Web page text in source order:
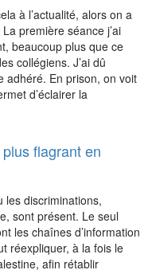
à l’actualité, alors on a
première séance j’ai
beaucoup plus que ce
collégiens. J’ai dû
adhéré. En prison, on voit
d’éclairer la
flagrant en
les discriminations,
sont présent. Le seul
les chaînes d’information
réexpliquer, à la fois le
afin rétablir